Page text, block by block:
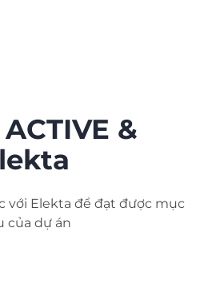
&
với Elekta để đạt được mục
của dự án